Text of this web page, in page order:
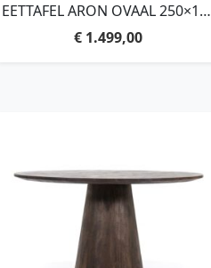
EETTAFEL ARON OVAAL 250×110
– BRUIN
€ 1.499,00